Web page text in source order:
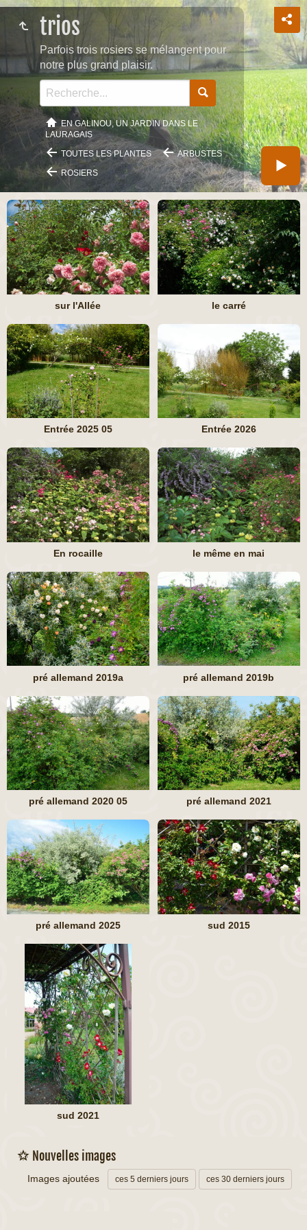
trios
Parfois trois rosiers se mélangent pour
notre plus grand plaisir.
EN GALINOU, UN JARDIN DANS LE
LAURAGAIS
TOUTES LES PLANTES
ARBUSTES
ROSIERS
sur l'Allée le carré
Entrée 2025 05 Entrée 2026
En rocaille le même en mai
pré allemand 2019a pré allemand 2019b
pré allemand 2020 05 pré allemand 2021
pré allemand 2025 sud 2015
sud 2021
Nouvelles images
Images ajoutées ces 5 derniers jours ces 30 derniers jours